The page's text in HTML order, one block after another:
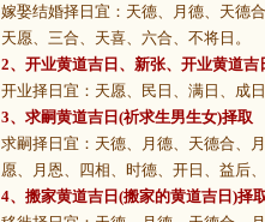
嫁娶结婚择日宜：天德、月德、天德
天愿、三合、天喜、六合、不将日。
2、 开业黄道吉日 、新张、开业黄道吉
开业择日宜：天愿、民日、满日、成
3、 求嗣黄道吉日 (祈求生男生女)择取
求嗣择日宜：天德、月德、天德合、
愿、月恩、四相、时德、开日、益后、
4、 搬家黄道吉日 (搬家的黄道吉日)择